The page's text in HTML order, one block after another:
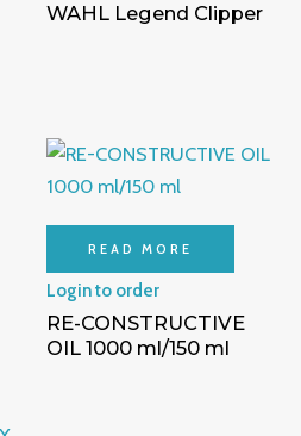
WAHL Legend Clipper
READ MORE
Login to order
RE-CONSTRUCTIVE
OIL 1000 ml/150 ml